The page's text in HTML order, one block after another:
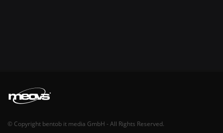
© Copyright bentob it media GmbH - All Rights Reserved.